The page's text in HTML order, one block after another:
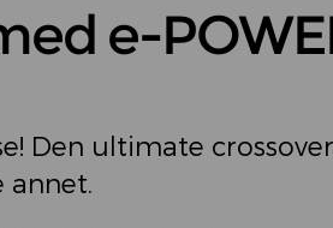
e-
Den ultimate